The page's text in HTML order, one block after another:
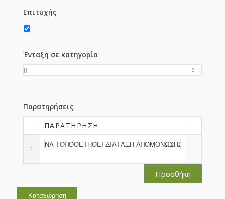
Επιτυχής
Ένταξη σε κατηγορία
Παρατηρήσεις
ΠΑΡΑΤΉΡΗΣΗ
1
Προσθήκη